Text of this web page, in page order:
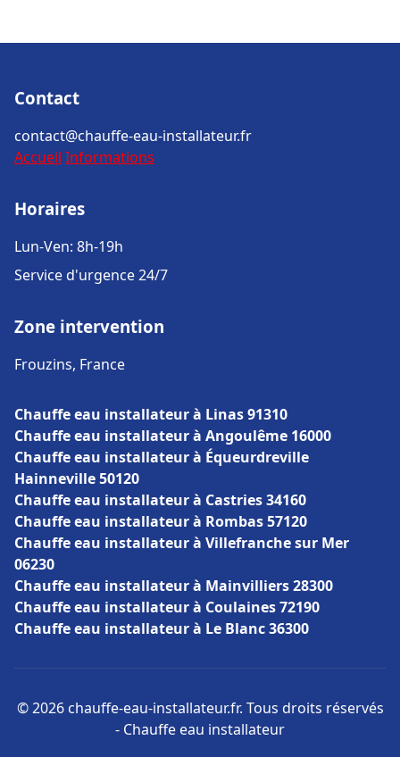
Contact
contact@chauffe-eau-installateur.fr
Accueil Informations
Horaires
Lun-Ven: 8h-19h
Service d'urgence 24/7
Zone intervention
Frouzins, France
Chauffe eau installateur à Linas 91310
Chauffe eau installateur à Angoulême 16000
Chauffe eau installateur à Équeurdreville
Hainneville 50120
Chauffe eau installateur à Castries 34160
Chauffe eau installateur à Rombas 57120
Chauffe eau installateur à Villefranche sur Mer
06230
Chauffe eau installateur à Mainvilliers 28300
Chauffe eau installateur à Coulaines 72190
Chauffe eau installateur à Le Blanc 36300
© 2026 chauffe-eau-installateur.fr. Tous droits réservés
- Chauffe eau installateur